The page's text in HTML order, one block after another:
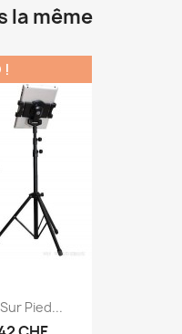
la même
Pied...
!